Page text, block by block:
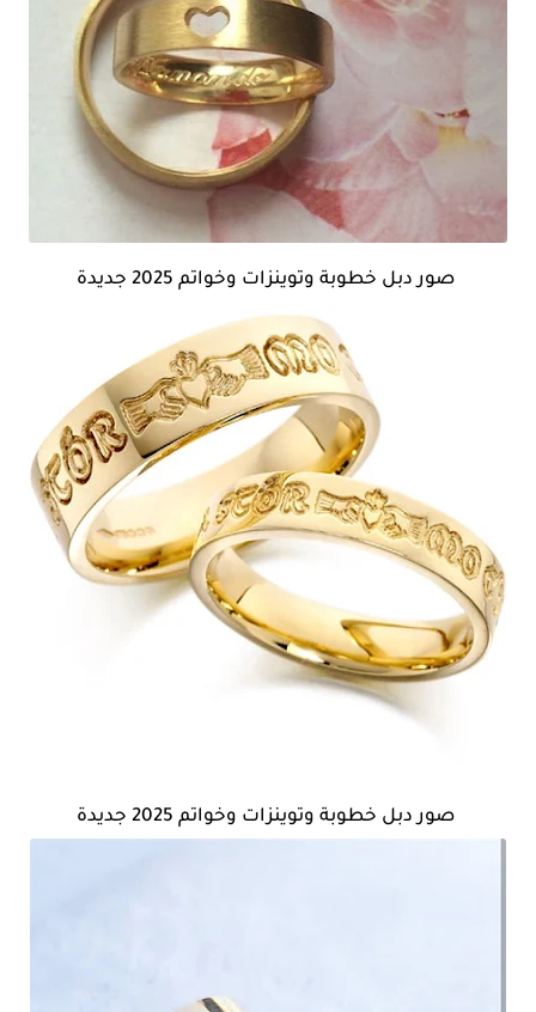
صور دبل خطوبة وتوينزات وخواتم 2025 جديدة
صور دبل خطوبة وتوينزات وخواتم 2025 جديدة